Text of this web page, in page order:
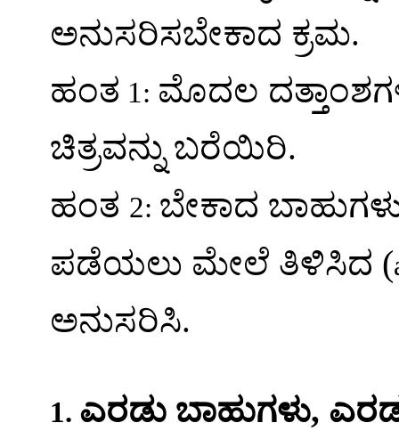
ಅನುಸರಿಸಬೇಕಾದ ಕ್ರಮ.
ಹಂತ 1: ಮೊದಲ
ಚಿತ್ರವನ್ನು ಬರೆಯಿರಿ.
ಹಂತ 2: ಬೇಕಾದ
ಪಡೆಯಲು ಮೇಲೆ ತಿಳಿಸಿದ (
ಅನುಸರಿಸಿ.
1. ಎರಡು ಬಾಹುಗಳು,